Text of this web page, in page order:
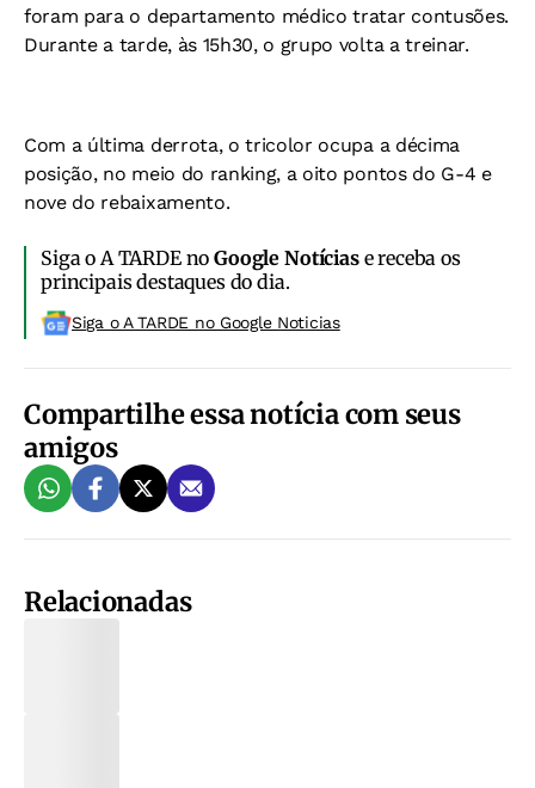
foram para o departamento médico tratar contusões.
Durante a tarde, às 15h30, o grupo volta a treinar.
Com a última derrota, o tricolor ocupa a décima
posição, no meio do ranking, a oito pontos do G-4 e
nove do rebaixamento.
Siga o A TARDE noGoogle Notíciase receba os
principais destaques do dia.
Siga o A TARDE no Google Noticias
Compartilhe essa notícia com seus
amigos
Relacionadas